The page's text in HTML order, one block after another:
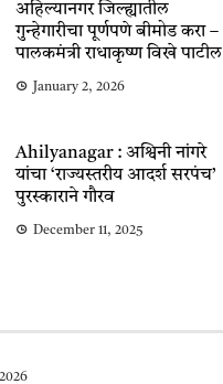
अहिल्यानगर जिल्ह्यातील
गुन्हेगारीचा पूर्णपणे बीमोड करा –
पालकमंत्री राधाकृष्ण विखे पाटील
January 2, 2026
Ahilyanagar : अश्विनी नांगरे
यांचा ‘राज्यस्तरीय आदर्श सरपंच’
पुरस्काराने गौरव
December 11, 2025